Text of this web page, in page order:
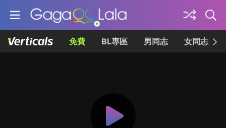
免費 BL專區 男同志 女同志